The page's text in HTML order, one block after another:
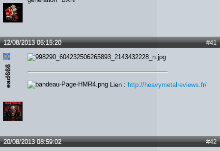
#41
12/08/2013 06:15:20
ead666 Lien : http://heavymetalreviews.fr/
#42
20/08/2013 08:59:02